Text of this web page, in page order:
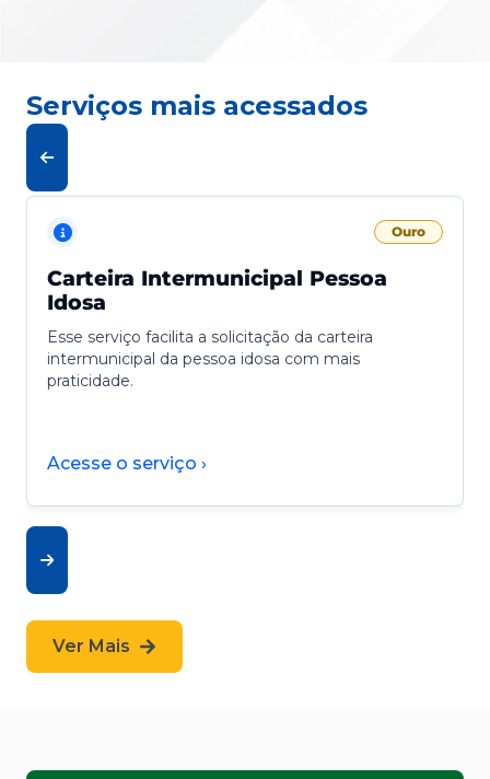
Serviços mais acessados
Ouro
Carteira Intermunicipal Pessoa
Idosa
Esse serviço facilita a solicitação da carteira
intermunicipal da pessoa idosa com mais
praticidade.
Acesse o serviço ›
Ver Mais